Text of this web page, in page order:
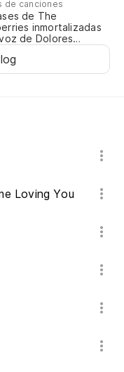
de canciones
de The
inmortalizadas
de Dolores
Loving You